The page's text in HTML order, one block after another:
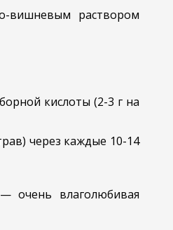
вишневым раствором
кислоты (2-3 г на
через каждые 10-14
очень влаголюбивая